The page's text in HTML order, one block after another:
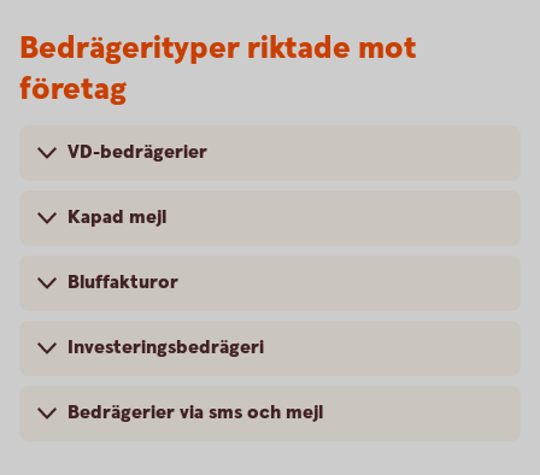
Bedrägerityper riktade mot
företag
VD-bedrägerier
Kapad mejl
Bluffakturor
Investeringsbedrägeri
Bedrägerier via sms och mejl